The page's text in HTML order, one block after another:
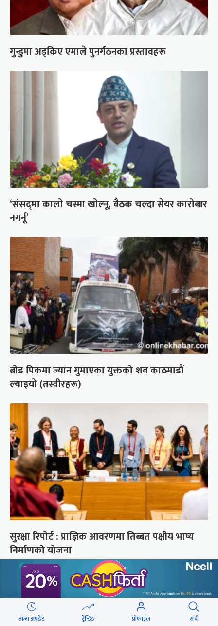
गुन्डुमा अड्किए एमाले पुनर्गठनका प्रस्तावहरू
‘संसद्‍मा कालो चस्मा खोल्नू, बैठक चल्दा सेयर कारोबार
नगर्नू’
ब्रोड पिकमा ज्यान गुमाएका युक्तको शव काठमाडौं
ल्याइयो (तस्वीरहरू)
सुरक्षा रिपोर्ट : प्राज्ञिक आवरणमा तिब्बत पक्षीय भाष्य
निर्माणको योजना
छुटाउनुभयो कि ?
संसद्लाई टेर्दैनन् प्रधानमन्त्री, लाचार
छन् सभामुख
ताजा अपडेट ट्रेन्डिङ प्रोफाइल सर्च